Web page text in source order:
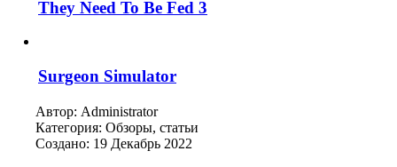
They Need To Be Fed 3
Surgeon Simulator
Автор: Administrator
Категория: Обзоры, статьи
Создано: 19 Декабрь 2022